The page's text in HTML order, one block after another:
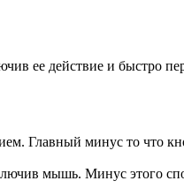
ее действие и быстро
Главный минус то что
мышь. Минус этого